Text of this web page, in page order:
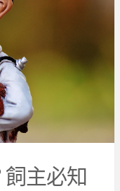
主必知